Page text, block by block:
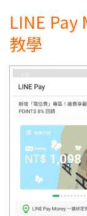
LINE Pay
教學